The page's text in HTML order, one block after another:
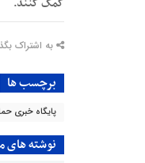
به اشتراک
برچسب ها
پایگاه خبری
نوشته های